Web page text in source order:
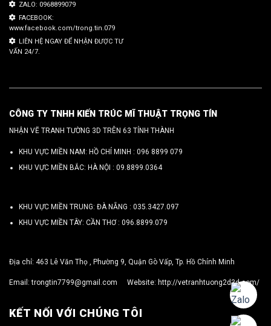
ZALO: 0968899079
FACEBOOK:
www.facebook.com/trong.tin.079
LIÊN HỆ NGAY ĐỂ NHẬN ĐƯỢC TƯ
VẤN 24/7.
CÔNG TY TNHH KIẾN TRÚC MĨ THUẬT TRỌNG TÍN
NHẬN VẼ TRANH TƯỜNG 3D TRÊN 63 TỈNH THÀNH
KHU VỰC MIỀN NAM: HỒ CHÍ MINH : 096 8899 079
KHU VỰC MIỀN BẮC: HÀ NỘI : 09.8899.0364
KHU VỰC MIỀN TRUNG: ĐÀ NẴNG : 035.3427.097
KHU VỰC MIỀN TÂY: CẦN THƠ : 096.8899.079
Địa chỉ: 463 Lê Văn Thọ , Phường 9, Quận Gò Vấp, Tp. Hồ Chính Minh
Email:trongtin7799@gmail.com Website: http://vetranhtuong2d3d.com/
KẾT NỐI VỚI CHÚNG TÔI